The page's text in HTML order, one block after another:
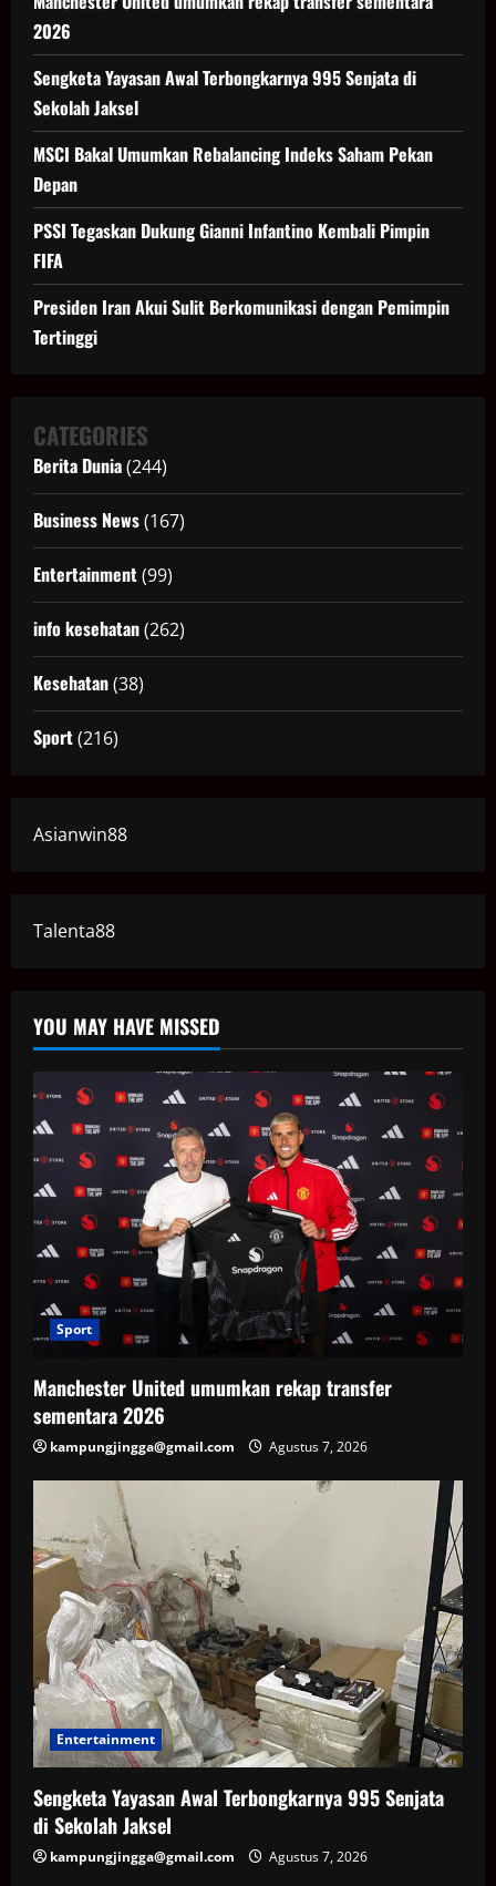
2026
Sengketa Yayasan Awal Terbongkarnya 995 Senjata di
Sekolah Jaksel
MSCI Bakal Umumkan Rebalancing Indeks Saham Pekan
Depan
PSSI Tegaskan Dukung Gianni Infantino Kembali Pimpin
FIFA
Presiden Iran Akui Sulit Berkomunikasi dengan Pemimpin
Tertinggi
CATEGORIES
Berita Dunia(244)
Business News(167)
Entertainment(99)
info kesehatan(262)
Kesehatan(38)
Sport(216)
Asianwin88
Talenta88
YOU MAY HAVE MISSED
Sport
Manchester United umumkan rekap transfer
sementara 2026
kampungjingga@gmail.com Agustus 7, 2026
Entertainment
Sengketa Yayasan Awal Terbongkarnya 995 Senjata
di Sekolah Jaksel
kampungjingga@gmail.com Agustus 7, 2026